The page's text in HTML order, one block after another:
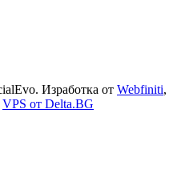
Изработка от Webfiniti,
VPS от Delta.BG